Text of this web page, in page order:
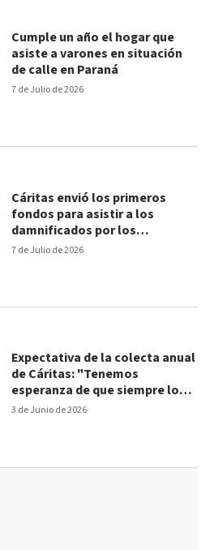
7 de Julio de 2026
Cumple un año el hogar que
asiste a varones en situación
de calle en Paraná
7 de Julio de 2026
Cáritas envió los primeros
fondos para asistir a los
damnificados por los
terremotos en Venezuela
3 de Junio de 2026
Expectativa de la colecta anual
de Cáritas: "Tenemos
esperanza de que siempre los
argentinos somos solidarios"